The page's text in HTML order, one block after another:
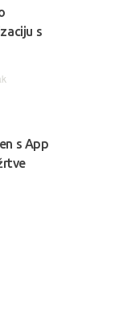
s
s App